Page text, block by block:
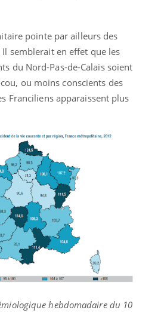
pointe par ailleurs des
semblerait en effet que les
du Nord-Pas-de-Calais soient
ou moins conscients des
Franciliens apparaissent plus
hebdomadaire du 10